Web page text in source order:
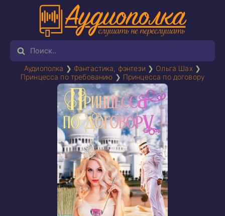
Аудиополка ❯ Фантастика, фэнтези ❯ Ольга Шах ❯
Принцесса по требованию ❯ Принцесса по договору